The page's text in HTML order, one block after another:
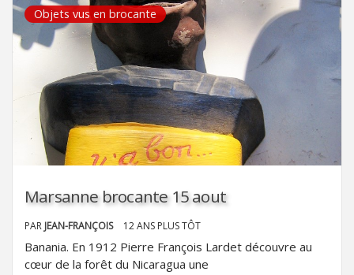
Objets vus en brocante
Marsanne brocante 15 aout
PAR JEAN-FRANÇOIS 12 ANS PLUS TÔT
Banania. En 1912 Pierre François Lardet découvre au
cœur de la forêt du Nicaragua une